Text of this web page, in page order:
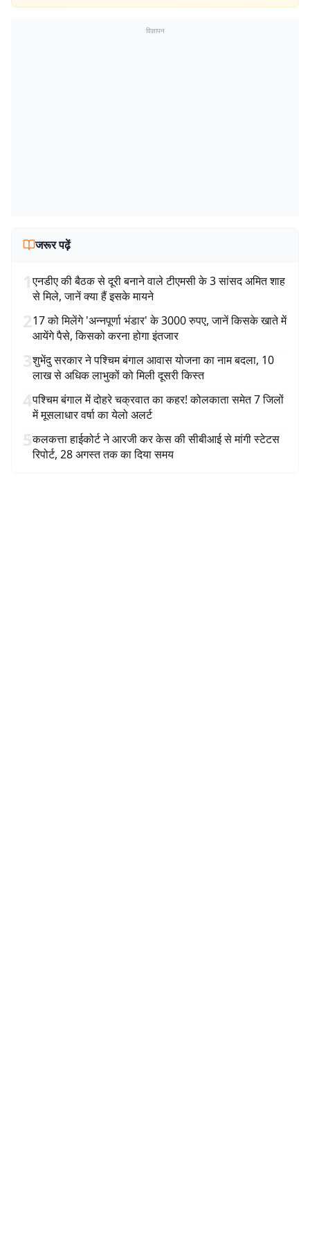
विज्ञापन
जरूर पढ़ें
1एनडीए की बैठक से दूरी बनाने वाले टीएमसी के 3 सांसद अमित शाह
से मिले, जानें क्या हैं इसके मायने
217 को मिलेंगे 'अन्नपूर्णा भंडार' के 3000 रुपए, जानें किसके खाते में
आयेंगे पैसे, किसको करना होगा इंतजार
3शुभेंदु सरकार ने पश्चिम बंगाल आवास योजना का नाम बदला, 10
लाख से अधिक लाभुकों को मिली दूसरी किस्त
4पश्चिम बंगाल में दोहरे चक्रवात का कहर! कोलकाता समेत 7 जिलों
में मूसलाधार वर्षा का येलो अलर्ट
5कलकत्ता हाईकोर्ट ने आरजी कर केस की सीबीआई से मांगी स्टेटस
रिपोर्ट, 28 अगस्त तक का दिया समय